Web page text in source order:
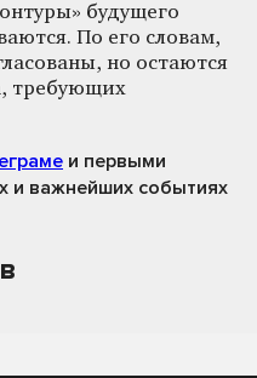
будущего
По его словам,
но остаются
требующих
и первыми
и важнейших событиях